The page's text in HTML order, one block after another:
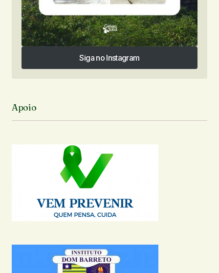
Siga no Instagram
Siga no Instagram
Apoio